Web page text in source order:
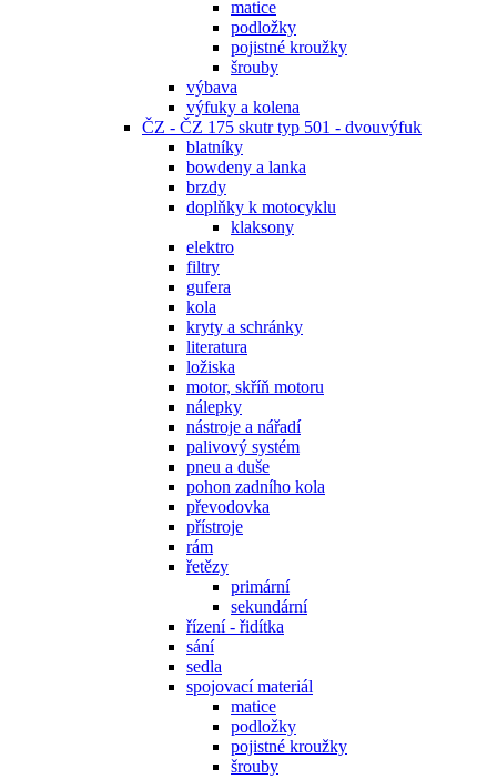
matice
podložky
pojistné kroužky
šrouby
výbava
výfuky a kolena
ČZ - ČZ 175 skutr typ 501 - dvouvýfuk
blatníky
bowdeny a lanka
brzdy
doplňky k motocyklu
klaksony
elektro
filtry
gufera
kola
kryty a schránky
literatura
ložiska
motor, skříň motoru
nálepky
nástroje a nářadí
palivový systém
pneu a duše
pohon zadního kola
převodovka
přístroje
rám
řetězy
primární
sekundární
řízení - řidítka
sání
sedla
spojovací materiál
matice
podložky
pojistné kroužky
šrouby